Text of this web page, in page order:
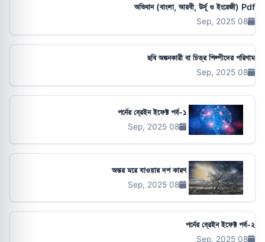
অভিধান (বাংলা, আরবী, উর্দূ ও ইংরেজী) Pdf
08 Sep, 2025
ছবি অঙ্কনকারী বা চিত্র শিল্পীদের পরিণাম
08 Sep, 2025
পর্নের ব্রেইন ইফেক্ট পর্ব-১
08 Sep, 2025
অন্তর মরে যাওয়ার দশ কারণ
08 Sep, 2025
পর্নের ব্রেইন ইফেক্ট পর্ব-২
08 Sep, 2025